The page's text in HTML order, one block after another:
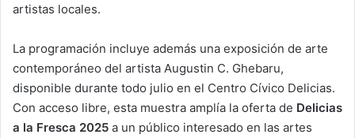
artistas locales.
La programación incluye además una exposición de arte
contemporáneo del artista Augustin C. Ghebaru,
disponible durante todo julio en el Centro Cívico Delicias.
Con acceso libre, esta muestra amplía la oferta de Delicias
a la Fresca 2025 a un público interesado en las artes